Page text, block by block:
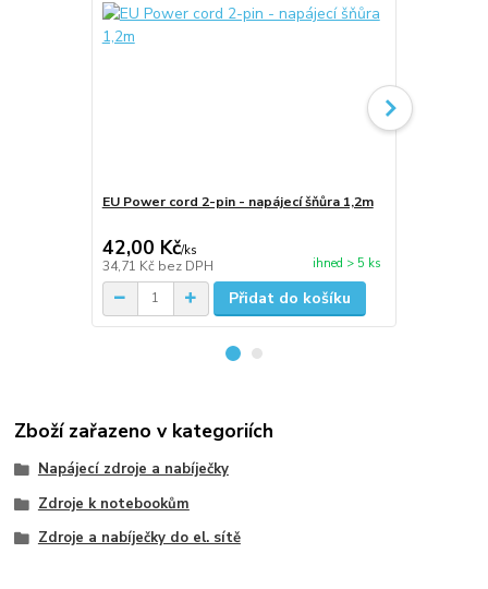
EU Power cord 2-pin - napájecí šňůra 1,2m
42,00 Kč/ks
34,71 Kč bez DPH ihned > 5 ks
Přidat do košíku
Zboží zařazeno v kategoriích
Napájecí zdroje a nabíječky
Zdroje k notebookům
Zdroje a nabíječky do el. sítě